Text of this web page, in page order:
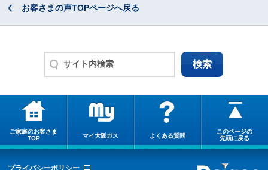
お客さまの声TOPページへ戻る
ご家庭のお客さま
TOP
マイ大阪ガス よくある質問
このページの
先頭に戻る
プライバシーポリシー